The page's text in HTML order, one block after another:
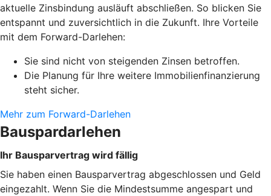
aktuelle Zinsbindung ausläuft abschließen. So blicken Sie
entspannt und zuversichtlich in die Zukunft. Ihre Vorteile
mit dem Forward-Darlehen:
Sie sind nicht von steigenden Zinsen betroffen.
Die Planung für Ihre weitere Immobilienfinanzierung
steht sicher.
Mehr zum Forward-Darlehen
Bauspardarlehen
Ihr Bausparvertrag wird fällig
Sie haben einen Bausparvertrag abgeschlossen und Geld
eingezahlt. Wenn Sie die Mindestsumme angespart und